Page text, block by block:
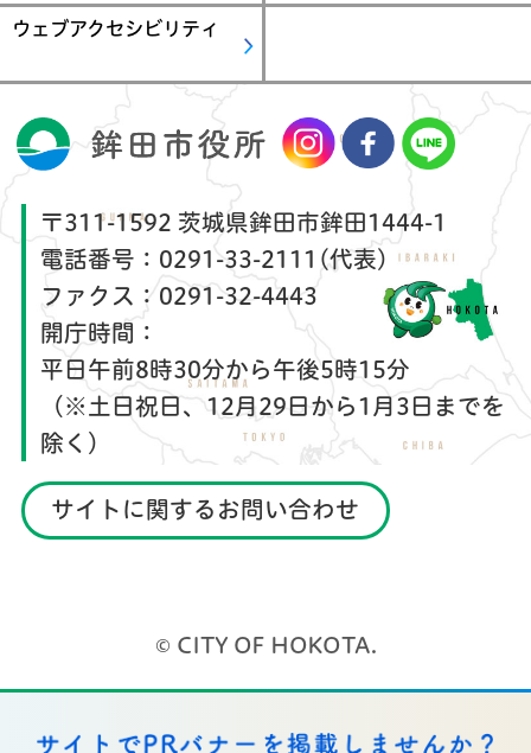
ウェブアクセシビリティ
〒311-1592 茨城県鉾田市鉾田1444-1
電話番号： 0291-33-2111(代表)
ファクス： 0291-32-4443
開庁時間：
平日午前8時30分から午後5時15分
（※土日祝日、12月29日から1月3日までを
除く）
サイトに関するお問い合わせ
© CITY OF HOKOTA.